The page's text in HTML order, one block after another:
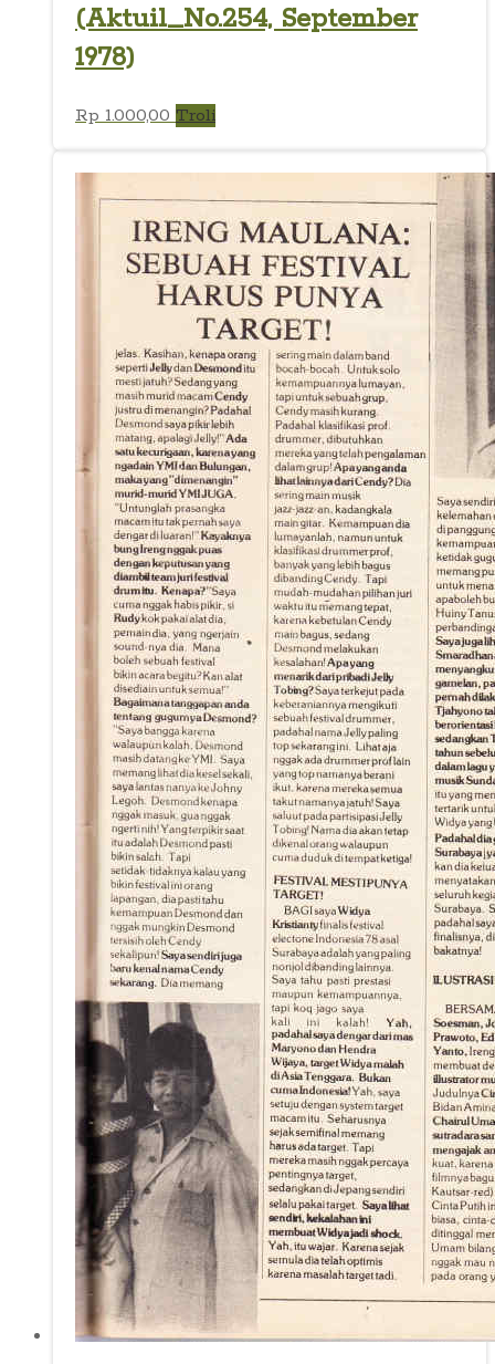
(Aktuil_No.254, September
1978)
Rp 1.000,00 Troli